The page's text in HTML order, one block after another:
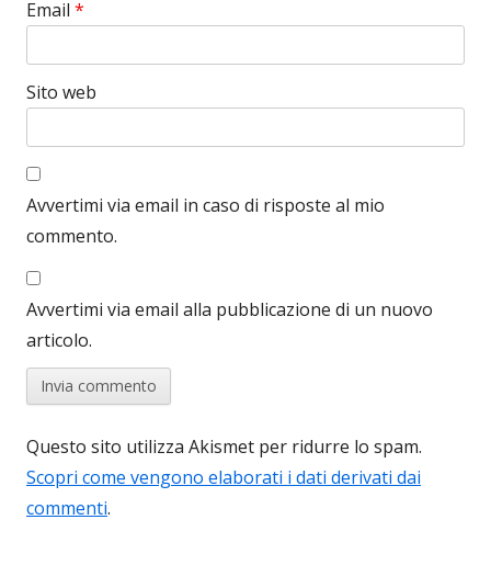
Email *
Sito web
Avvertimi via email in caso di risposte al mio
commento.
Avvertimi via email alla pubblicazione di un nuovo
articolo.
Questo sito utilizza Akismet per ridurre lo spam.
Scopri come vengono elaborati i dati derivati dai
commenti.